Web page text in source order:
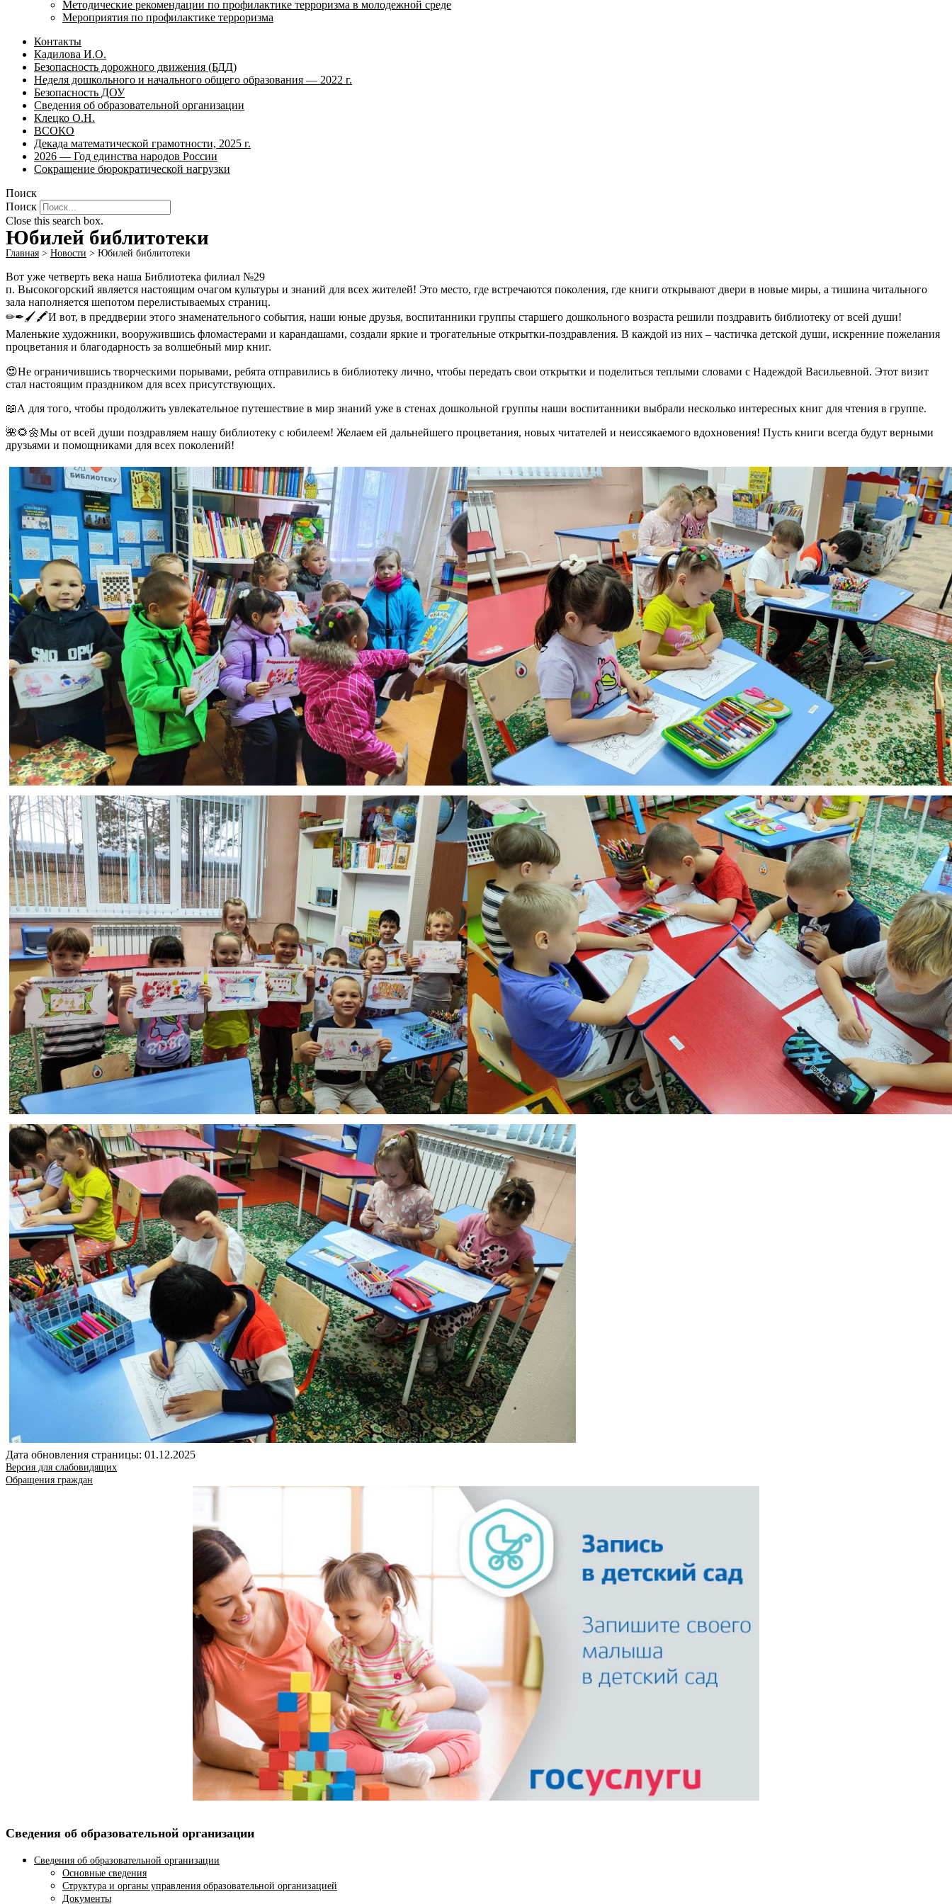
Методические рекомендации по профилактике терроризма в молодежной среде
Мероприятия по профилактике терроризма
Контакты
Кадилова И.О.
Безопасность дорожного движения (БДД)
Неделя дошкольного и начального общего образования — 2022 г.
Безопасность ДОУ
Сведения об образовательной организации
Клецко О.Н.
ВСОКО
Декада математической грамотности, 2025 г.
2026 — Год единства народов России
Сокращение бюрократической нагрузки
Поиск
Поиск
Close this search box.
Юбилей библитотеки
Главная > Новости > Юбилей библитотеки
Вот уже четверть века наша Библиотека филиал №29
п. Высокогорский является настоящим очагом культуры и знаний для всех жителей! Это место, где встречаются поколения, где книги открывают двери в новые миры, а тишина читального
зала наполняется шепотом перелистываемых страниц.
✏✒🖌🖍И вот, в преддверии этого знаменательного события, наши юные друзья, воспитанники группы старшего дошкольного возраста решили поздравить библиотеку от всей души!
Маленькие художники, вооружившись фломастерами и карандашами, создали яркие и трогательные открытки-поздравления. В каждой из них – частичка детской души, искренние пожелания
процветания и благодарность за волшебный мир книг.
😍Не ограничившись творческими порывами, ребята отправились в библиотеку лично, чтобы передать свои открытки и поделиться теплыми словами с Надеждой Васильевной. Этот визит
стал настоящим праздником для всех присутствующих.
📖А для того, чтобы продолжить увлекательное путешествие в мир знаний уже в стенах дошкольной группы наши воспитанники выбрали несколько интересных книг для чтения в группе.
🌺🌻🌼Мы от всей души поздравляем нашу библиотеку с юбилеем! Желаем ей дальнейшего процветания, новых читателей и неиссякаемого вдохновения! Пусть книги всегда будут верными
друзьями и помощниками для всех поколений!
Дата обновления страницы: 01.12.2025
Версия для слабовидящих
Обращения граждан
Сведения об образовательной организации
Сведения об образовательной организации
Основные сведения
Структура и органы управления образовательной организацией
Документы